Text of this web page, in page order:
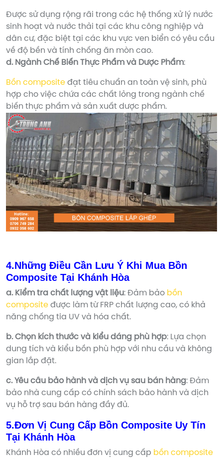
Được sử dụng rộng rãi trong các hệ thống xử lý nước
sinh hoạt và nước thải tại các khu công nghiệp và
dân cư, đặc biệt tại các khu vực ven biển có yêu cầu
về độ bền và tính chống ăn mòn cao.
d. Ngành Chế Biến Thực Phẩm và Dược Phẩm:
Bồn composite đạt tiêu chuẩn an toàn vệ sinh, phù
hợp cho việc chứa các chất lỏng trong ngành chế
biến thực phẩm và sản xuất dược phẩm.
4.Những Điều Cần Lưu Ý Khi Mua Bồn
Composite Tại Khánh Hòa
a. Kiểm tra chất lượng vật liệu: Đảm bảo bồn
composite được làm từ FRP chất lượng cao, có khả
năng chống tia UV và hóa chất.
b. Chọn kích thước và kiểu dáng phù hợp: Lựa chọn
dung tích và kiểu bồn phù hợp với nhu cầu và không
gian lắp đặt.
c. Yêu cầu bảo hành và dịch vụ sau bán hàng: Đảm
bảo nhà cung cấp có chính sách bảo hành và dịch
vụ hỗ trợ sau bán hàng đầy đủ.
5.Đơn Vị Cung Cấp Bồn Composite Uy Tín
Tại Khánh Hòa
Khánh Hòa có nhiều đơn vị cung cấp bồn composite